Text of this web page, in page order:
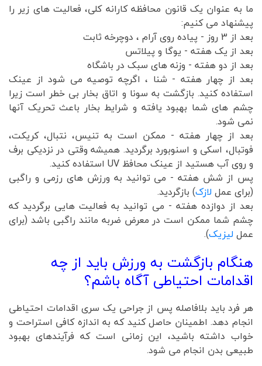
ما به عنوان یک قانون محافظه کارانه کلی، فعالیت های زیر را
پیشنهاد می کنیم:
بعد از 3 روز - پیاده روی آرام ، دوچرخه ثابت
بعد از یک هفته - یوگا و پیلاتس
بعد از دو هفته - وزنه های سبک در باشگاه
بعد از چهار هفته - شنا ، اگرچه توصیه می شود از عینک
استفاده کنید. بازگشت به سونا و اتاق بخار بی خطر است زیرا
چشم های شما بهبود یافته و شرایط بخار باعث تحریک آنها
نمی شود.
بعد از چهار هفته - ممکن است به تنیس، نتبال، کریکت،
فوتبال، اسکی و اسنوبورد برگردید. همیشه وقتی در نزدیکی برف
و روی آب هستید از عینک محافظ UV استفاده کنید.
پس از شش هفته - می توانید به ورزش های رزمی و راگبی
(برای عمل لازک) بازگردید.
بعد از دوازده هفته - می توانید به فعالیت هایی برگردید که
چشم شما ممکن است در معرض ضربه مانند راگبی باشد (برای
عمللیزیک).
هنگام بازگشت به ورزش باید از چه
اقدامات احتیاطی آگاه باشم؟
هر فرد باید بلافاصله پس از جراحی یک سری اقدامات احتیاطی
انجام دهد. اطمینان حاصل کنید که به اندازه کافی استراحت و
خواب داشته باشید، این زمانی است که فرآیندهای بهبود
طبیعی بدن انجام می شود.